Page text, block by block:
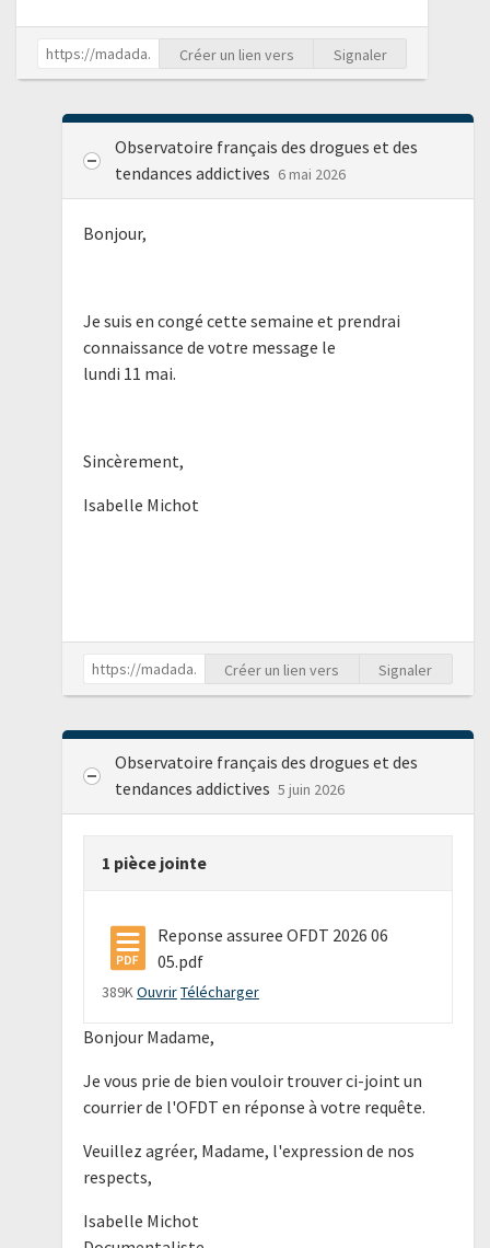
Créer un lien vers Signaler
Observatoire français des drogues et des
tendances addictives 6 mai 2026
Bonjour,
Je suis en congé cette semaine et prendrai
connaissance de votre message le
lundi 11 mai.
Sincèrement,
Isabelle Michot
Créer un lien vers Signaler
Observatoire français des drogues et des
tendances addictives 5 juin 2026
1 pièce jointe
Reponse assuree OFDT 2026 06
05.pdf
389KOuvrirTélécharger
Bonjour Madame,
Je vous prie de bien vouloir trouver ci-joint un
courrier de l'OFDT en réponse à votre requête.
Veuillez agréer, Madame, l'expression de nos
respects,
Isabelle Michot